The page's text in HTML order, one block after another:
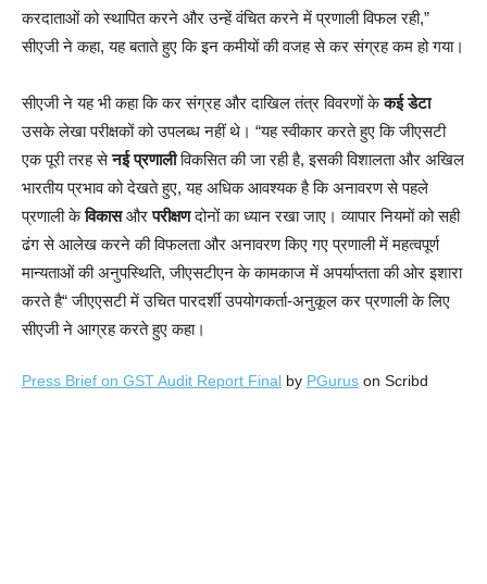
करदाताओं को स्थापित करने और उन्हें वंचित करने में प्रणाली विफल रही,”
सीएजी ने कहा, यह बताते हुए कि इन कमीयों की वजह से कर संग्रह कम हो गया।
सीएजी ने यह भी कहा कि कर संग्रह और दाखिल तंत्र विवरणों केकई डेटा
उसके लेखा परीक्षकों को उपलब्ध नहीं थे। “यह स्वीकार करते हुए कि जीएसटी
एक पूरी तरह सेनई प्रणालीविकसित की जा रही है, इसकी विशालता और अखिल
भारतीय प्रभाव को देखते हुए, यह अधिक आवश्यक है कि अनावरण से पहले
प्रणाली केविकासऔरपरीक्षणदोनों का ध्यान रखा जाए। व्यापार नियमों को सही
ढंग से आलेख करने की विफलता और अनावरण किए गए प्रणाली में महत्वपूर्ण
मान्यताओं की अनुपस्थिति, जीएसटीएन के कामकाज में अपर्याप्तता की ओर इशारा
करते है“ जीएएसटी में उचित पारदर्शी उपयोगकर्ता-अनुकूल कर प्रणाली के लिए
सीएजी ने आग्रह करते हुए कहा।
Press Brief on GST Audit Report Final by PGurus on Scribd